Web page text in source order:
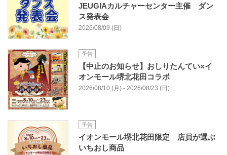
JEUGIAカルチャーセンター主催 ダン
ス発表会
2026/08/09 (日)
予告
【中止のお知らせ】おしりたんてい×イ
オンモール堺北花田コラボ
2026/08/10 (月) - 2026/08/23 (日)
予告
イオンモール堺北花田限定 店員が選ぶ
いちおし商品